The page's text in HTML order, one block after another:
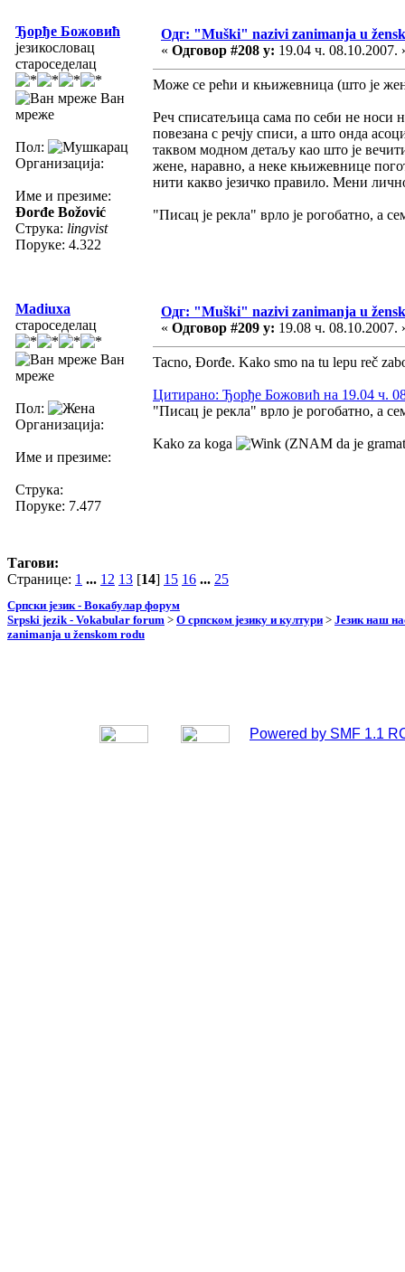
Ђорђе Божовић
језикословац
староседелац
Ван
мреже
Пол:
Организација:
Име и презиме:
Đorđe Božović
Струка: lingvist
Поруке: 4.322
Одг: "Muški" nazivi zanimanja u
« Одговор #208 у: 19.04 ч. 08.10.2007.
Може се рећи и књижевница (што је
Реч списатељица сама по себи не носи
повезана с речју списи, а што онда
таквом модном детаљу као што је
жене, наравно, а неке књижевнице
нити какво језичко правило. Мени
"Писац је рекла" врло је рогобатно, а
Madiuxa
староседелац
Ван
мреже
Пол:
Организација:
Име и презиме:
Струка:
Поруке: 7.477
Одг: "Muški" nazivi zanimanja u
« Одговор #209 у: 19.08 ч. 08.10.2007.
Tacno, Đorđe. Kako smo na tu lepu reč
Цитирано: Ђорђе Божовић на 19.04 ч.
"Писац је рекла" врло је рогобатно, а
Kako za koga (ZNAM da je
Тагови:
Странице: 1 ... 12 13 [14] 15 16 ... 25
Српски језик - Вокабулар форум
Srpski jezik - Vokabular forum > О српском језику и култури > Језик наш
zanimanja u ženskom rodu
Powered by SMF 1.1